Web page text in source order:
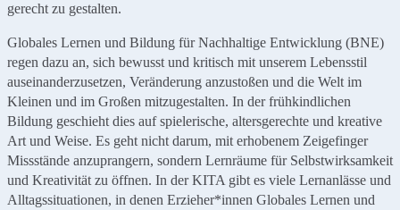
gerecht zu gestalten.
Globales Lernen und Bildung für Nachhaltige Entwicklung (BNE)
regen dazu an, sich bewusst und kritisch mit unserem Lebensstil
auseinanderzusetzen, Veränderung anzustoßen und die Welt im
Kleinen und im Großen mitzugestalten. In der frühkindlichen
Bildung geschieht dies auf spielerische, altersgerechte und kreative
Art und Weise. Es geht nicht darum, mit erhobenem Zeigefinger
Missstände anzuprangern, sondern Lernräume für Selbstwirksamkeit
und Kreativität zu öffnen. In der KITA gibt es viele Lernanlässe und
Alltagssituationen, in denen Erzieher*innen Globales Lernen und